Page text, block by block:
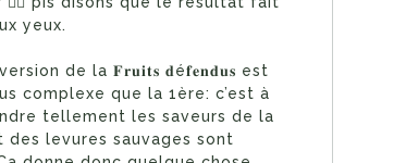
yeux.
de la 𝐅𝐫𝐮𝐢𝐭𝐬 𝐝é𝐟𝐞𝐧𝐝𝐮𝐬 est
complexe que la 1ère: c’est à
tellement les saveurs de la
des levures sauvages sont